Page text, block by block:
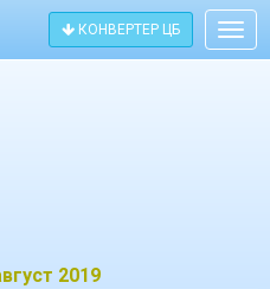
КОНВЕРТЕР ЦБ
2019